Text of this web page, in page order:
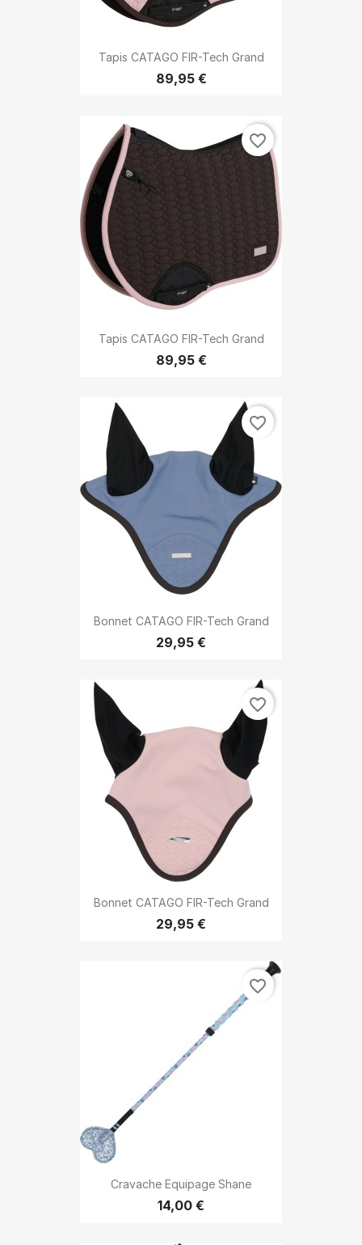
Tapis CATAGO FIR-Tech Grand
89,95 €
Tapis CATAGO FIR-Tech Grand
89,95 €
favorite_border
Bonnet CATAGO FIR-Tech Grand
29,95 €
favorite_border
Bonnet CATAGO FIR-Tech Grand
29,95 €
favorite_border
Cravache Equipage Shane
14,00 €
favorite_border